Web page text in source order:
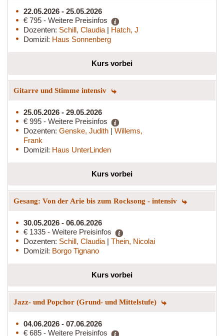
22.05.2026 - 25.05.2026
€ 795 - Weitere Preisinfos
Dozenten: Schill, Claudia | Hatch, J
Domizil: Haus Sonnenberg
Kurs vorbei
Gitarre und Stimme intensiv
25.05.2026 - 29.05.2026
€ 995 - Weitere Preisinfos
Dozenten: Genske, Judith | Willems,
Frank
Domizil: Haus UnterLinden
Kurs vorbei
Gesang: Von der Arie bis zum Rocksong - intensiv
30.05.2026 - 06.06.2026
€ 1335 - Weitere Preisinfos
Dozenten: Schill, Claudia | Thein, Nicolai
Domizil: Borgo Tignano
Kurs vorbei
Jazz- und Popchor (Grund- und Mittelstufe)
04.06.2026 - 07.06.2026
€ 685 - Weitere Preisinfos